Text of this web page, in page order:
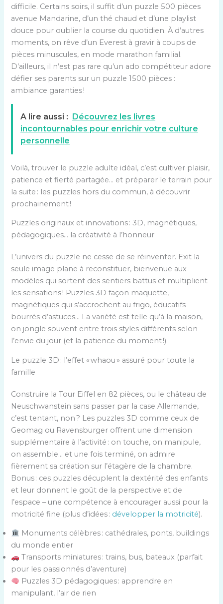
difficile. Certains soirs, il suffit d’un puzzle 500 pièces
avenue Mandarine, d’un thé chaud et d’une playlist
douce pour oublier la course du quotidien. À d’autres
moments, on rêve d’un Everest à gravir à coups de
pièces minuscules, en mode marathon familial.
D’ailleurs, il n’est pas rare qu’un ado compétiteur adore
défier ses parents sur un puzzle 1500 pièces :
ambiance garanties !
A lire aussi :
Découvrez les livres
incontournables pour enrichir votre culture
personnelle
Voilà, trouver le puzzle adulte idéal, c’est cultiver plaisir,
patience et fierté partagée… et préparer le terrain pour
la suite : les puzzles hors du commun, à découvrir
prochainement !
Puzzles originaux et innovations : 3D, magnétiques,
pédagogiques… la créativité à l’honneur
L’univers du puzzle ne cesse de se réinventer. Exit la
seule image plane à reconstituer, bienvenue aux
modèles qui sortent des sentiers battus et multiplient
les sensations ! Puzzles 3D façon maquette,
magnétiques qui s’accrochent au frigo, éducatifs
bourrés d’astuces… La variété est telle qu’à la maison,
on jongle souvent entre trois styles différents selon
l’envie du jour (et la patience du moment !).
Le puzzle 3D : l’effet « whaou » assuré pour toute la
famille
Construire la Tour Eiffel en 82 pièces, ou le château de
Neuschwanstein sans passer par la case Allemande,
c’est tentant, non ? Les puzzles 3D comme ceux de
Geomag ou Ravensburger offrent une dimension
supplémentaire à l’activité : on touche, on manipule,
on assemble… et une fois terminé, on admire
fièrement sa création sur l’étagère de la chambre.
Bonus : ces puzzles décuplent la dextérité des enfants
et leur donnent le goût de la perspective et de
l’espace – une compétence à encourager aussi pour la
motricité fine (plus d’idées : développer la motricité).
Monuments célèbres : cathédrales, ponts, buildings
du monde entier
Transports miniatures : trains, bus, bateaux (parfait
pour les passionnés d’aventure)
Puzzles 3D pédagogiques : apprendre en
manipulant, l’air de rien